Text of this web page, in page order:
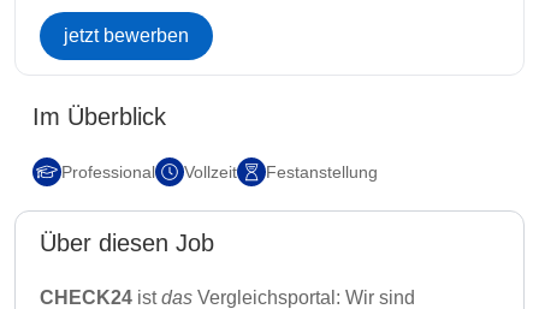
jetzt bewerben
Im Überblick
Professional Vollzeit Festanstellung
Über diesen Job
CHECK24 istdas Vergleichsportal: Wir sind